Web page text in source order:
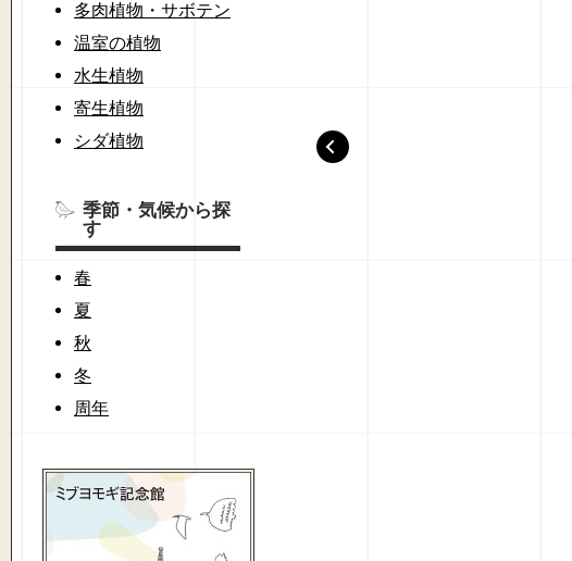
多肉植物・サボテン
温室の植物
水生植物
寄生植物
シダ植物
季節・気候から探
す
春
夏
秋
冬
周年